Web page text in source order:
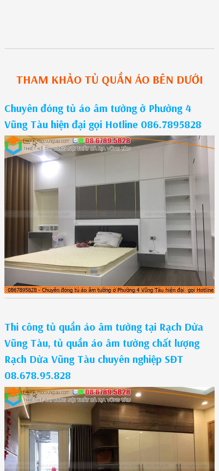
THAM KHẢO TỦ QUẦN ÁO BÊN DƯỚI
Chuyên đóng tủ áo âm tường ở Phường 4
Vũng Tàu hiện đại gọi Hotline 086.7895828
Thi công tủ quần áo âm tường tại Rạch Dừa
Vũng Tàu, tủ quần áo âm tường chất lượng
Rạch Dừa Vũng Tàu chuyên nghiệp SĐT
08.678.95.828